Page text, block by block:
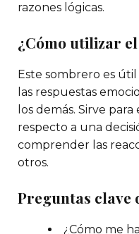
razones lógicas.
¿Cómo utilizar
Este sombrero es
las respuestas
los demás. Sirve
respecto a una
comprender las
otros.
Preguntas clave
¿Cómo me